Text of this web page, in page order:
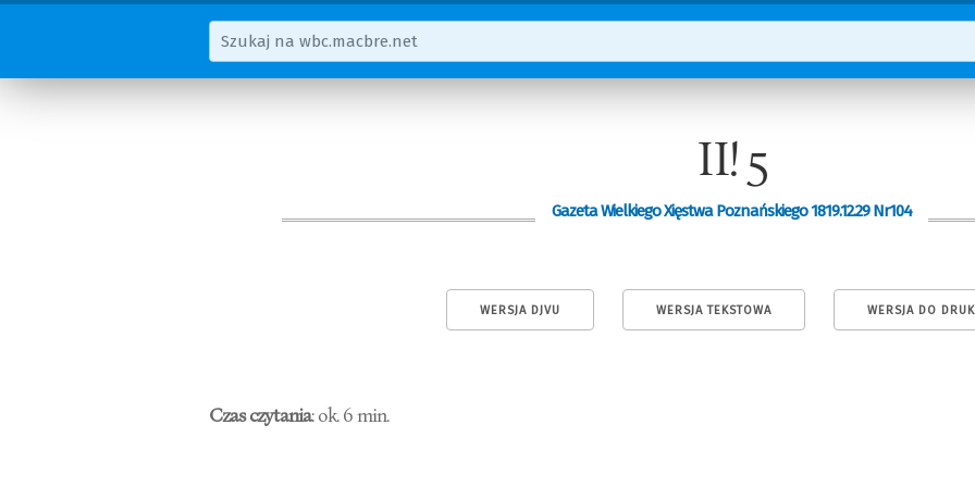
II! 5
Gazeta Wielkiego Xięstwa Poznańskiego 1819.12.29 Nr104
WERSJA DJVU WERSJA TEKSTOWA WERSJA DO
Czas czytania: ok. 6 min.